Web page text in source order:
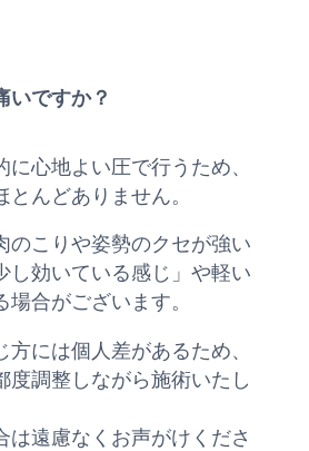
いですか？
に心地よい圧で行うため、
とんどありません。
のこりや姿勢のクセが強い
し効いている感じ」や軽い
場合がございます。
方には個人差があるため、
度調整しながら施術いたし
は遠慮なくお声がけくださ